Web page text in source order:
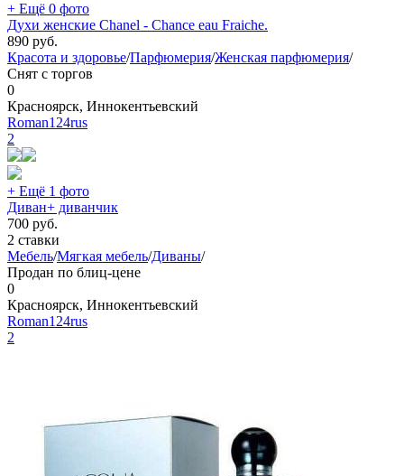
+ Ещё 0 фото
Духи женские Chanel - Chance eau Fraiche.
890 руб.
Красота и здоровье/Парфюмерия/Женская парфюмерия/
Снят с торгов
0
Красноярск, Иннокентьевский
Roman124rus
2
+ Ещё 1 фото
Диван+ диванчик
700 руб.
2 ставки
Мебель/Мягкая мебель/Диваны/
Продан по блиц-цене
0
Красноярск, Иннокентьевский
Roman124rus
2